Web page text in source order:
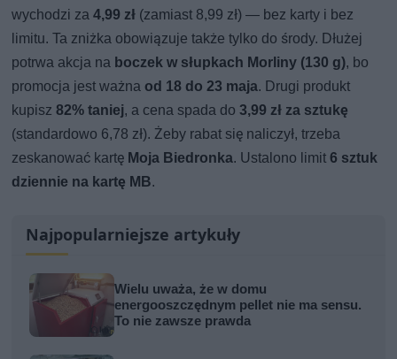
wychodzi za4,99 zł (zamiast 8,99 zł) — bez karty i bez
limitu. Ta zniżka obowiązuje także tylko do środy. Dłużej
potrwa akcja na boczek w słupkach Morliny (130 g), bo
promocja jest ważna od 18 do 23 maja. Drugi produkt
kupisz82% taniej, a cena spada do3,99 zł za sztukę
(standardowo 6,78 zł). Żeby rabat się naliczył, trzeba
zeskanować kartę Moja Biedronka. Ustalono limit6 sztuk
dziennie na kartę MB.
Najpopularniejsze artykuły
Wielu uważa, że w domu
energooszczędnym pellet nie ma sensu.
To nie zawsze prawda